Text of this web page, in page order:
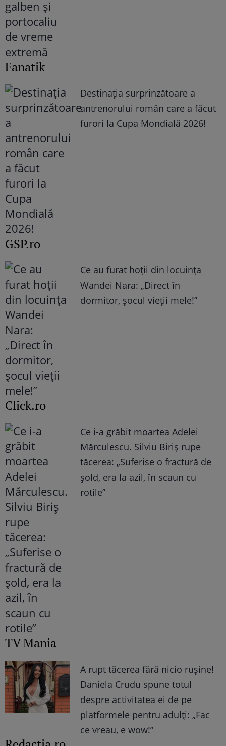
Fanatik
Destinația surprinzătoare a
antrenorului român care a făcut
furori la Cupa Mondială 2026!
GSP.ro
Ce au furat hoții din locuința
Wandei Nara: „Direct în
dormitor, șocul vieții mele!”
Click.ro
Ce i-a grăbit moartea Adelei
Mărculescu. Silviu Biriș rupe
tăcerea: „Suferise o fractură de
șold, era la azil, în scaun cu
rotile”
TV Mania
A rupt tăcerea fără nicio rușine!
Daniela Crudu spune totul
despre activitatea ei de pe
platformele pentru adulți: „Fac
ce vreau, e wow!”